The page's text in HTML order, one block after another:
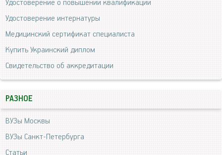
Удостоверение о повышении квалификации
Удостоверение интернатуры
Медицинский сертификат специалиста
Купить Украинский диплом
Свидетельство об аккредитации
РАЗНОЕ
ВУЗы Москвы
ВУЗы Санкт-Петербурга
Статьи